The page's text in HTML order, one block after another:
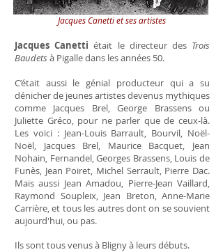
Jacques Canetti et ses artistes
Jacques Canettiétait le directeur des Trois
Baudets à Pigalle dans les années 50.
C’était aussi le génial producteur qui a su
dénicher de jeunes artistes devenus mythiques
comme Jacques Brel, George Brassens ou
Juliette Gréco, pour ne parler que de ceux-là.
Les voici : Jean-Louis Barrault, Bourvil, Noël-
Noël, Jacques Brel, Maurice Bacquet, Jean
Nohain, Fernandel, Georges Brassens, Louis de
Funès, Jean Poiret, Michel Serrault, Pierre Dac.
Mais aussi Jean Amadou, Pierre-Jean Vaillard,
Raymond Soupleix, Jean Breton, Anne-Marie
Carrière, et tous les autres dont on se souvient
aujourd'hui, ou pas.
Ils sont tous venus à Bligny à leurs débuts.